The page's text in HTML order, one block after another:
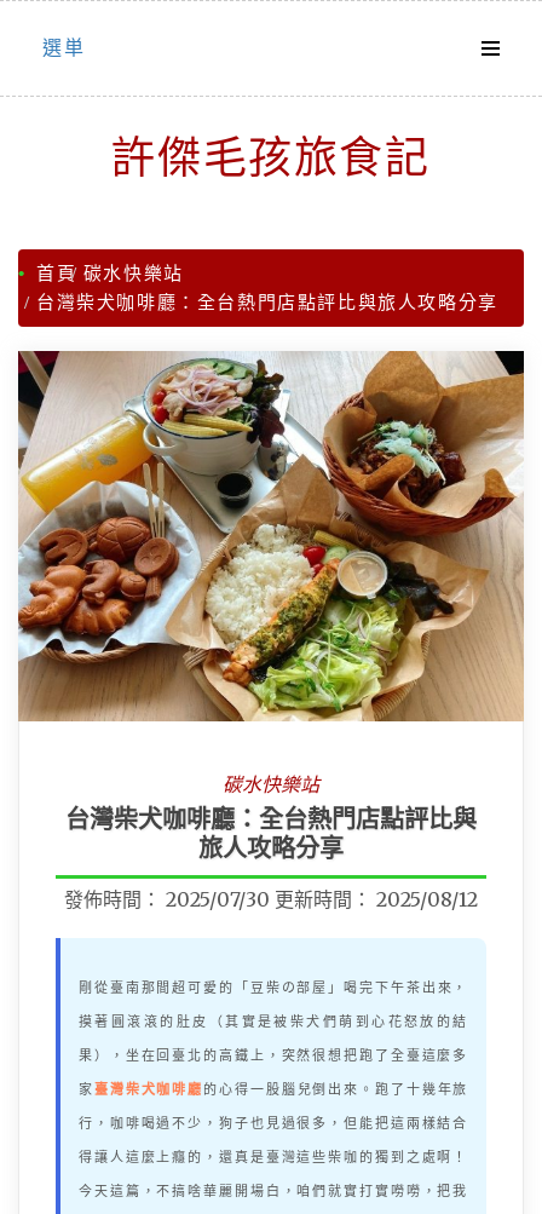
Skip
選単
許傑毛孩旅食記
首頁 碳水快樂站
台灣柴犬咖啡廳：全台熱門店點評比與旅人攻略分享
碳水快樂站
台灣柴犬咖啡廳：全台熱門店點評比與
旅人攻略分享
發佈時間： 2025/07/30 更新時間： 2025/08/12
剛從臺南那間超可愛的「豆柴の部屋」喝完下午茶出來，
摸著圓滾滾的肚皮（其實是被柴犬們萌到心花怒放的結
果），坐在回臺北的高鐵上，突然很想把跑了全臺這麼多
家臺灣柴犬咖啡廳 的心得一股腦兒倒出來。跑了十幾年旅
行，咖啡喝過不少，狗子也見過很多，但能把這兩樣結合
得讓人這麼上癮的，還真是臺灣這些柴咖的獨到之處啊！
今天這篇，不搞啥華麗開場白，咱們就實打實嘮嘮，把我